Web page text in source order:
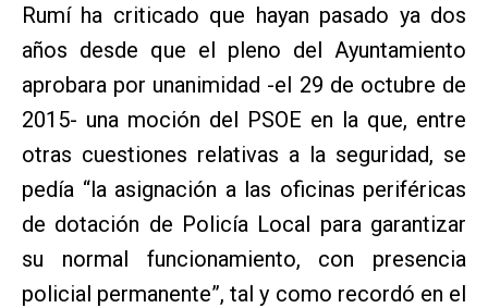
Rumí ha criticado que hayan pasado ya dos
años desde que el pleno del Ayuntamiento
aprobara por unanimidad -el 29 de octubre de
2015- una moción del PSOE en la que, entre
otras cuestiones relativas a la seguridad, se
pedía “la asignación a las oficinas periféricas
de dotación de Policía Local para garantizar
su normal funcionamiento, con presencia
policial permanente”, tal y como recordó en el